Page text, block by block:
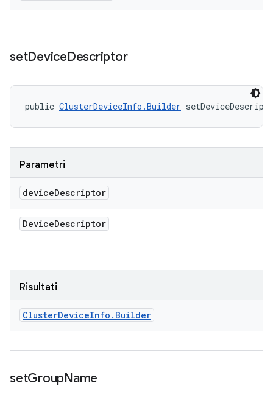
setDeviceDescriptor
public ClusterDeviceInfo.Builder
Parametri
deviceDescriptor
DeviceDescriptor
Risultati
ClusterDeviceInfo . Builder
setGroupName